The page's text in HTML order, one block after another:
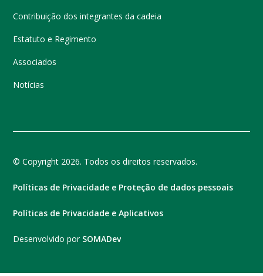
Contribuição dos integrantes da cadeia
Estatuto e Regimento
Associados
Notícias
© Copyright 2026. Todos os direitos reservados.
Políticas de Privacidade e Proteção de dados pessoais
Políticas de Privacidade e Aplicativos
Desenvolvido por SOMADev